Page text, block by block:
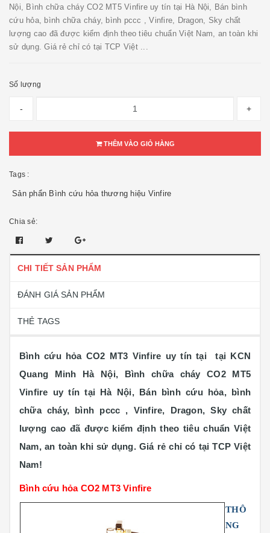
Nội, Bình chữa cháy CO2 MT5 Vinfire uy tín tại Hà Nội, Bán bình
cứu hỏa, bình chữa cháy, bình pccc , Vinfire, Dragon, Sky chất
lượng cao đã được kiểm định theo tiêu chuẩn Việt Nam, an toàn khi
sử dụng. Giá rẻ chỉ có tại TCP Việt ...
Số lượng
- +
THÊM VÀO GIỎ HÀNG
Tags :
Sản phẩn Bình cứu hỏa thương hiệu Vinfire
Chia sẻ:
CHI TIẾT SẢN PHẨM
ĐÁNH GIÁ SẢN PHẨM
THẺ TAGS
Bình cứu hỏa CO2 MT3 Vinfire uy tín tại tại KCN
Quang Minh Hà Nội, Bình chữa cháy CO2 MT5
Vinfire uy tín tại Hà Nội, Bán bình cứu hỏa, bình
chữa cháy, bình pccc , Vinfire, Dragon, Sky chất
lượng cao đã được kiểm định theo tiêu chuẩn Việt
Nam, an toàn khi sử dụng. Giá rẻ chỉ có tại TCP Việt
Nam!​​​​
Bình cứu hỏa CO2 MT3 Vinfire
THÔ
NG